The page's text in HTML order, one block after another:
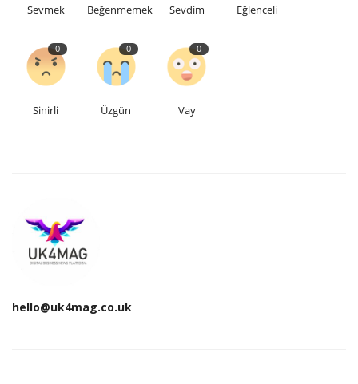
Sevmek Beğenmemek Sevdim Eğlenceli
0
Sinirli
0
Üzgün
0
Vay
hello@uk4mag.co.uk